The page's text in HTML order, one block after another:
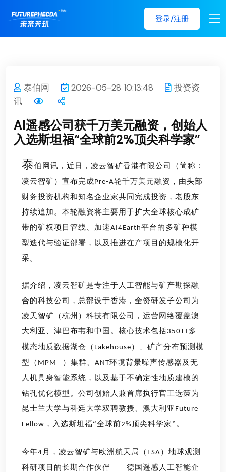
登录/注册
泰伯网 2026-05-28 10:13:48
投资资
讯
AI遥感公司获千万美元融资，创始人
入选斯坦福“全球前2%顶尖科学家”
泰伯网讯 ， 近日，凌云智矿香港有限公司 （简称：
凌云智矿） 宣布完成Pre-A轮千万美元融资，由头部
财务投资机构和知名企业家共同完成投资，老股东
持续追加。本轮融资将主要用于扩大全球核心成矿
带的矿权项目管线、加速AI4Earth平台的多矿种模
型迭代与验证部署，以及推进在产项目的规模化开
采。
据介绍， 凌云智矿是专注于人工智能与矿产勘探融
合的科技公司，总部设于香港，全资研发子公司为
凌天智矿（杭州）科技有限公司，运营网络覆盖澳
大利亚、津巴布韦和中国。核心技术包括350T+多
模态地质数据湖仓（ Lakehouse ）、矿产分布预测模
型（ MPM ）集群、 ANT环境背景噪声传感器及无
人机具身智能系统，以及基于不确定性地质建模的
钻孔优化模型。 公司 创始人兼首席执行官王选策为
昆士兰大学与科廷大学双聘教授、澳大利亚 Future
Fellow ，入选斯坦福“全球前2%顶尖科学家” 。
今年4 月，凌云智矿与欧洲航天局（ ESA ）地球观测
科研项目的长期合作伙伴——德国遥感人工智能企